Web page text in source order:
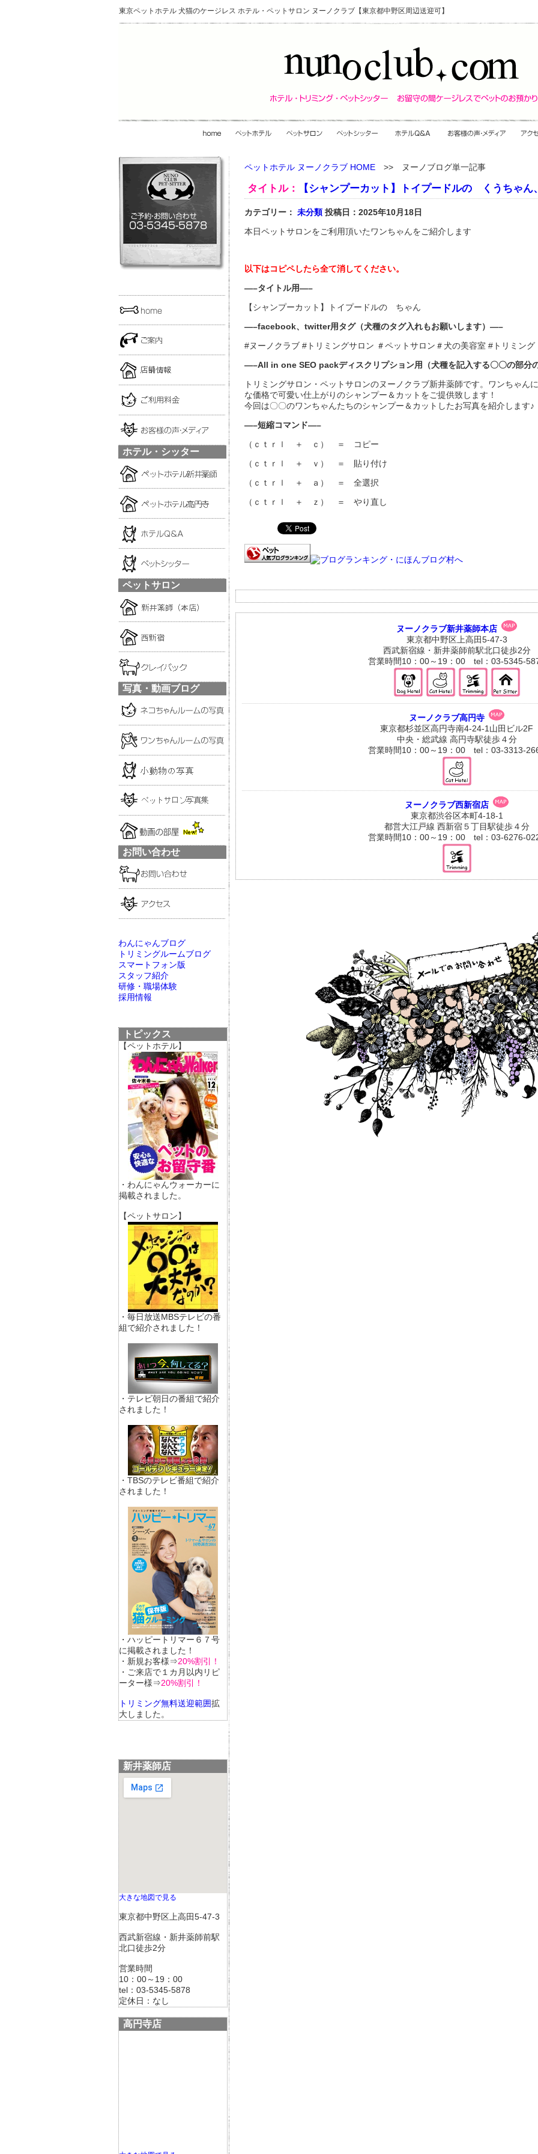
東京ペットホテル 犬猫のケージレス ホテル・ペットサロン ヌーノクラブ【東京都中野区周辺送迎可】
ホテル・シッター
ペットサロン
写真・動画ブログ
お問い合わせ
わんにゃんブログ
トリミングルームブログ
スマートフォン版
スタッフ紹介
研修・職場体験
採用情報
トピックス
【ペットホテル】
・わんにゃんウォーカーに
掲載されました。
【ペットサロン】
・毎日放送MBSテレビの番
組で紹介されました！
・テレビ朝日の番組で紹介
されました！
・TBSのテレビ番組で紹介
されました！
・ハッピートリマー６７号
に掲載されました！
・新規お客様⇒20%割引！
・ご来店で１カ月以内リピ
ーター様⇒20%割引！
トリミング無料送迎範囲拡
大しました。
新井薬師店
大きな地図で見る
東京都中野区上高田5-47-3
西武新宿線・新井薬師前駅
北口徒歩2分
営業時間
10：00～19：00
tel：03-5345-5878
定休日：なし
高円寺店
ペットホテル ヌーノクラブ HOME >> ヌーノブログ単一記事
タイトル： 【シャンプーカット】トイプードルの くうちゃん
カテゴリー： 未分類 投稿日：2025年10月18日
本日ペットサロンをご利用頂いたワンちゃんをご紹介します
以下はコピペしたら全て消してください。
—–タイトル用—–
【シャンプーカット】トイプードルの ちゃん
—–facebook、twitter用タグ（犬種のタグ入れもお願いします）—–
#ヌーノクラブ #トリミングサロン ＃ペットサロン＃犬の美容室 #トリミン
—–All in one SEO packディスクリプション用（犬種を記入する〇〇の部分
トリミングサロン・ペットサロンのヌーノクラブ新井薬師です。ワンちゃん
な価格で可愛い仕上がりのシャンプー＆カットをご提供致します！
今回は〇〇のワンちゃんたちのシャンプー＆カットしたお写真を紹介します♪
—–短縮コマンド—–
（ｃｔｒｌ ＋ ｃ） ＝ コピー
（ｃｔｒｌ ＋ ｖ） ＝ 貼り付け
（ｃｔｒｌ ＋ ａ） ＝ 全選択
（ｃｔｒｌ ＋ ｚ） ＝ やり直し
ヌーノクラブ新井薬師本店
東京都中野区上高田5-47-3
西武新宿線・新井薬師前駅北口徒歩2分
営業時間10：00～19：00 tel：03-5345-
ヌーノクラブ高円寺
東京都杉並区高円寺南4-24-1山田ビル2F
中央・総武線 高円寺駅徒歩４分
営業時間10：00～19：00 tel：03-3313-
ヌーノクラブ西新宿店
東京都渋谷区本町4-18-1
都営大江戸線 西新宿５丁目駅徒歩４分
営業時間10：00～19：00 tel：03-6276-